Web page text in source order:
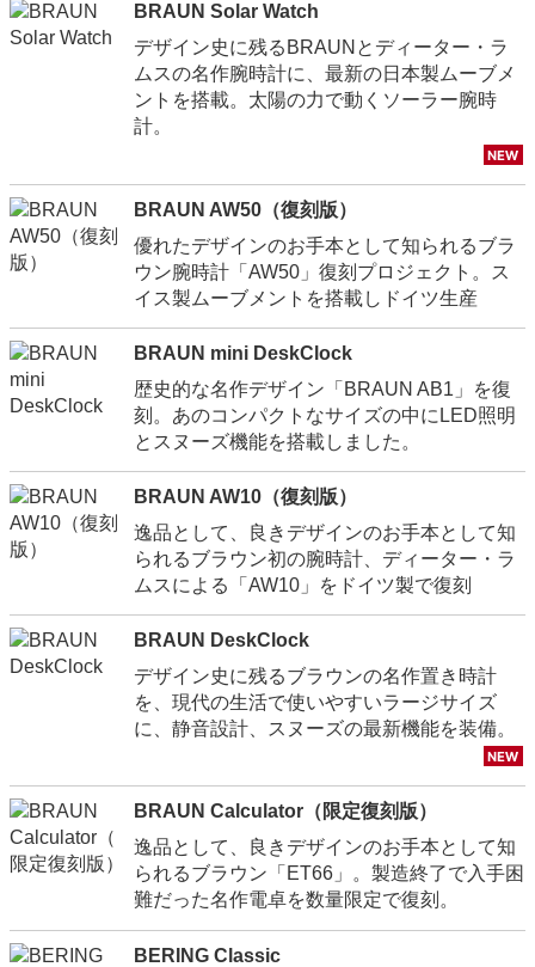
BRAUN Solar Watch
デザイン史に残るBRAUNとディーター・ラ
ムスの名作腕時計に、最新の日本製ムーブメ
ントを搭載。太陽の力で動くソーラー腕時
計。
BRAUN AW50（復刻版）
優れたデザインのお手本として知られるブラ
ウン腕時計「AW50」復刻プロジェクト。ス
イス製ムーブメントを搭載しドイツ生産
BRAUN mini DeskClock
歴史的な名作デザイン「BRAUN AB1」を復
刻。あのコンパクトなサイズの中にLED照明
とスヌーズ機能を搭載しました。
BRAUN AW10（復刻版）
逸品として、良きデザインのお手本として知
られるブラウン初の腕時計、ディーター・ラ
ムスによる「AW10」をドイツ製で復刻
BRAUN DeskClock
デザイン史に残るブラウンの名作置き時計
を、現代の生活で使いやすいラージサイズ
に、静音設計、スヌーズの最新機能を装備。
BRAUN Calculator（限定復刻版）
逸品として、良きデザインのお手本として知
られるブラウン「ET66」。製造終了で入手困
難だった名作電卓を数量限定で復刻。
BERING Classic